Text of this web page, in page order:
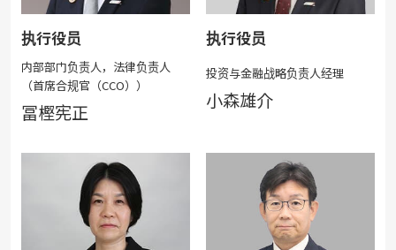
执行役员
内部部门负责人，法律负责人
（首席合规官（CCO））
冨樫宪正
执行役员
投资与金融战略负责人经理
小森雄介